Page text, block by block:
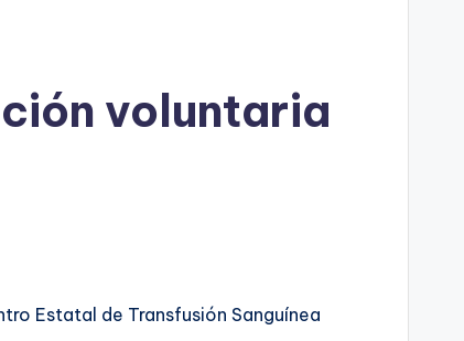
voluntaria
Estatal de Transfusión Sanguínea